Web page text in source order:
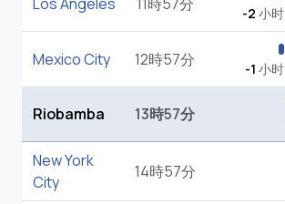
-2 小时
Mexico City 12時57分 -1 小时
Riobamba 13時57分
New York
City
14時57分